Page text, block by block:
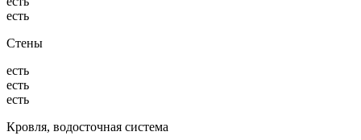
есть
Стены
есть
есть
есть
Кровля, водосточная система